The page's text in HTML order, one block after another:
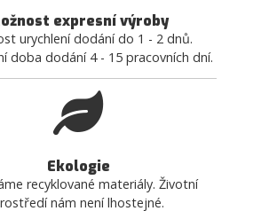
expresní výroby
urychlení dodání do 1 - 2 dnů.
doba dodání 4 - 15 pracovních dní.
Ekologie
recyklované materiály. Životní
nám není lhostejné.